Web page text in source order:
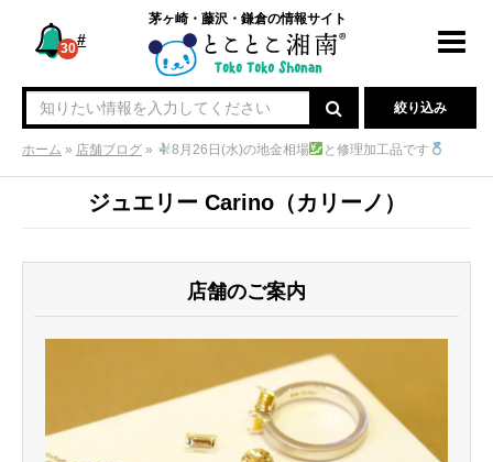
#
30
茅ヶ崎・藤沢・鎌倉の情報サイト
絞り込み
ホーム » 店舗ブログ » 8月26日(水)の地金相場 と修理加工品です
ジュエリー Carino（カリーノ）
店舗のご案内